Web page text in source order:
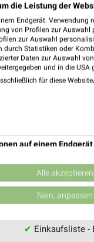
-
immer griffbereit
✔Folge deinem
✔ Einkaufsliste -
die Leistung der
Endgerät. Verwendung
von Profilen zur
zur Auswahl
Statistiken oder
Daten zur Auswahl
und in die USA
für diese
auf einem Endgerät
von Werbeanzeigen
Werbung
Alle akzeptieren
Nein, anpassen